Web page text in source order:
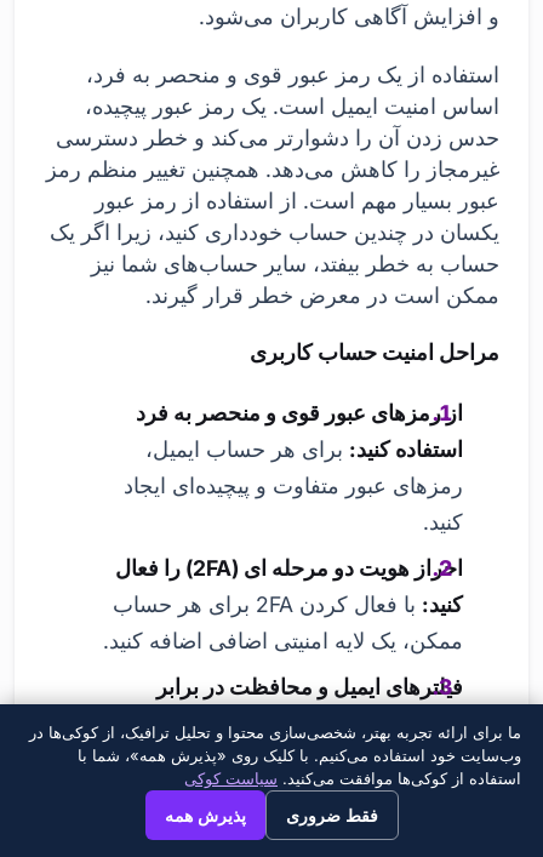
View this page in English?
و افزایش آگاهی کاربران می‌شود.
استفاده از یک رمز عبور قوی و منحصر به فرد،
اساس امنیت ایمیل است. یک رمز عبور پیچیده،
حدس زدن آن را دشوارتر می‌کند و خطر دسترسی
غیرمجاز را کاهش می‌دهد. همچنین تغییر منظم رمز
عبور بسیار مهم است. از استفاده از رمز عبور
یکسان در چندین حساب خودداری کنید، زیرا اگر یک
حساب به خطر بیفتد، سایر حساب‌های شما نیز
ممکن است در معرض خطر قرار گیرند.
مراحل امنیت حساب کاربری
از رمزهای عبور قوی و منحصر به فرد
استفاده کنید: برای هر حساب ایمیل،
رمزهای عبور متفاوت و پیچیده‌ای ایجاد
کنید.
احراز هویت دو مرحله ای (2FA) را فعال
کنید:
با فعال کردن 2FA برای هر حساب
ممکن، یک لایه امنیتی اضافی اضافه کنید.
فیلترهای ایمیل و محافظت در برابر
هرزنامه را فعال نگه دارید:با استفاده از
ویژگی‌های فیلترینگ ارائه شده توسط ارائه
دهنده ایمیل خود، ایمیل‌های ناخواسته و
بالقوه خطرناک را مسدود کنید.
ما برای ارائه تجربه بهتر، شخصی‌سازی محتوا و تحلیل ترافیک، از کوکی‌ها در
وب‌سایت خود استفاده می‌کنیم. با کلیک روی «پذیرش همه»، شما با
استفاده از کوکی‌ها موافقت می‌کنید. سیاست کوکی
فقط ضروری پذیرش همه